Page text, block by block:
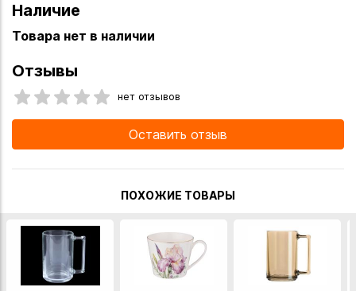
Наличие
Товара нет в наличии
Отзывы
нет отзывов
Оставить отзыв
ПОХОЖИЕ ТОВАРЫ